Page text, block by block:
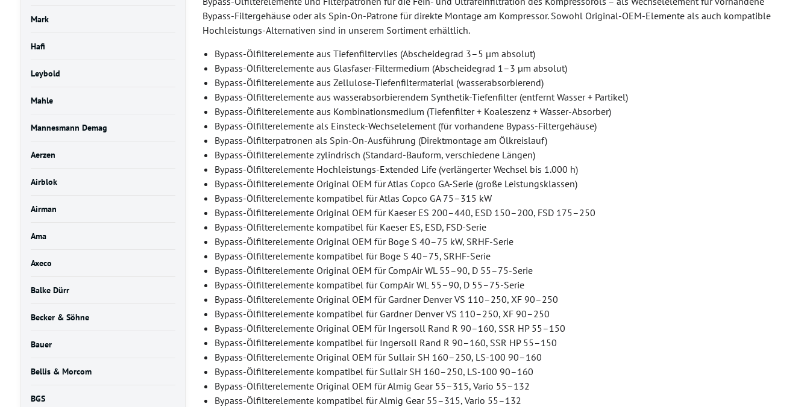
Bypass-Filtergehäuse oder als Spin-On-Patrone für direkte Montage am Kompressor. Sowohl Original-OEM-Elemente als auch kompatible
Hochleistungs-Alternativen sind in unserem Sortiment erhältlich.
Bypass-Ölfilterelemente aus Tiefenfiltervlies (Abscheidegrad 3–5 µm absolut)
Bypass-Ölfilterelemente aus Glasfaser-Filtermedium (Abscheidegrad 1–3 µm absolut)
Bypass-Ölfilterelemente aus Zellulose-Tiefenfiltermaterial (wasserabsorbierend)
Bypass-Ölfilterelemente aus wasserabsorbierendem Synthetik-Tiefenfilter (entfernt Wasser + Partikel)
Bypass-Ölfilterelemente aus Kombinationsmedium (Tiefenfilter + Koaleszenz + Wasser-Absorber)
Bypass-Ölfilterelemente als Einsteck-Wechselelement (für vorhandene Bypass-Filtergehäuse)
Bypass-Ölfilterpatronen als Spin-On-Ausführung (Direktmontage am Ölkreislauf)
Bypass-Ölfilterelemente zylindrisch (Standard-Bauform, verschiedene Längen)
Bypass-Ölfilterelemente Hochleistungs-Extended Life (verlängerter Wechsel bis 1.000 h)
Bypass-Ölfilterelemente Original OEM für Atlas Copco GA-Serie (große Leistungsklassen)
Bypass-Ölfilterelemente kompatibel für Atlas Copco GA 75–315 kW
Bypass-Ölfilterelemente Original OEM für Kaeser ES 200–440, ESD 150–200, FSD 175–250
Bypass-Ölfilterelemente kompatibel für Kaeser ES, ESD, FSD-Serie
Bypass-Ölfilterelemente Original OEM für Boge S 40–75 kW, SRHF-Serie
Bypass-Ölfilterelemente kompatibel für Boge S 40–75, SRHF-Serie
Bypass-Ölfilterelemente Original OEM für CompAir WL 55–90, D 55–75-Serie
Bypass-Ölfilterelemente kompatibel für CompAir WL 55–90, D 55–75-Serie
Bypass-Ölfilterelemente Original OEM für Gardner Denver VS 110–250, XF 90–250
Bypass-Ölfilterelemente kompatibel für Gardner Denver VS 110–250, XF 90–250
Bypass-Ölfilterelemente Original OEM für Ingersoll Rand R 90–160, SSR HP 55–150
Bypass-Ölfilterelemente kompatibel für Ingersoll Rand R 90–160, SSR HP 55–150
Bypass-Ölfilterelemente Original OEM für Sullair SH 160–250, LS-100 90–160
Bypass-Ölfilterelemente kompatibel für Sullair SH 160–250, LS-100 90–160
Bypass-Ölfilterelemente Original OEM für Almig Gear 55–315, Vario 55–132
Bypass-Ölfilterelemente kompatibel für Almig Gear 55–315, Vario 55–132
Mark
Hafi
Leybold
Mahle
Mannesmann Demag
Aerzen
Airblok
Airman
Ama
Axeco
Balke Dürr
Becker & Söhne
Bauer
Bellis & Morcom
BGS